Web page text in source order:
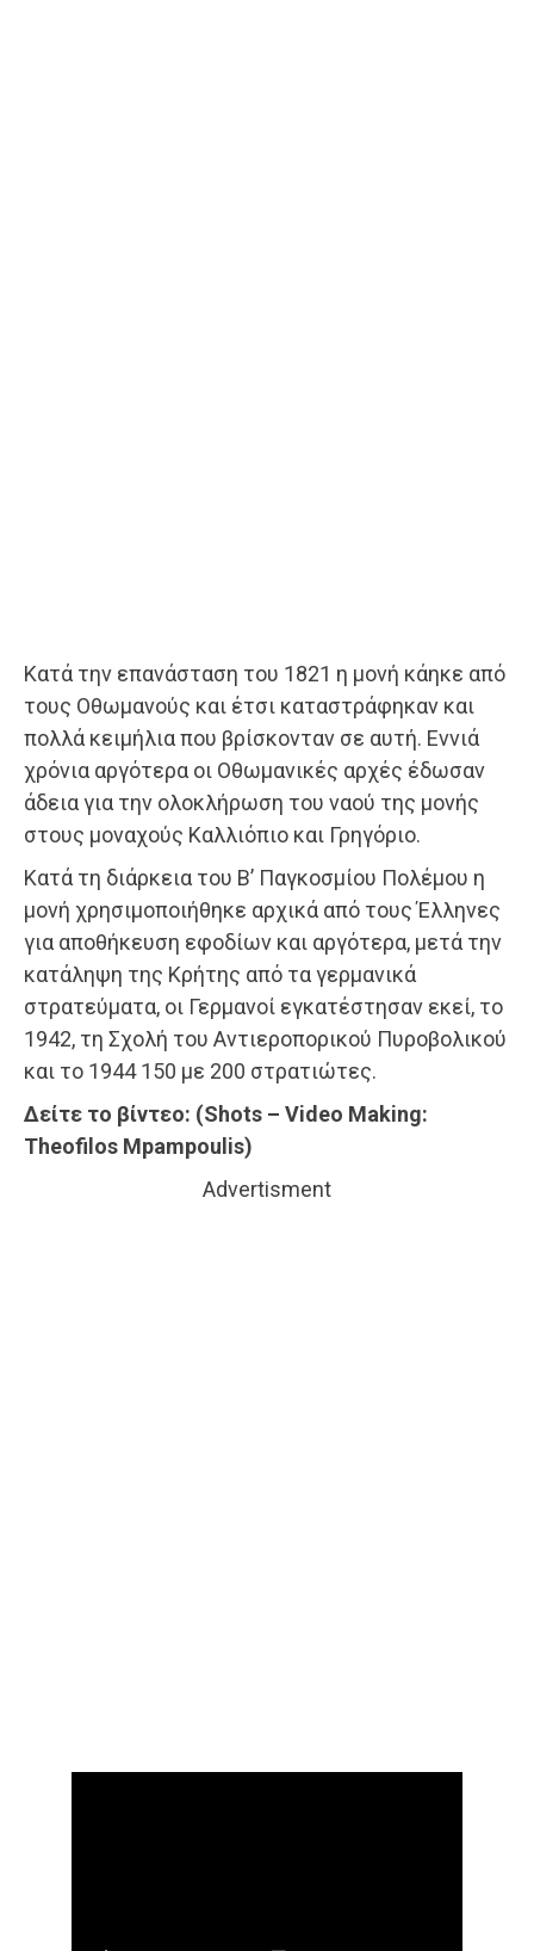
Κατά την επανάσταση του 1821 η μονή κάηκε από
τους Οθωμανούς και έτσι καταστράφηκαν και
πολλά κειμήλια που βρίσκονταν σε αυτή. Εννιά
χρόνια αργότερα οι Οθωμανικές αρχές έδωσαν
άδεια για την ολοκλήρωση του ναού της μονής
στους μοναχούς Καλλιόπιο και Γρηγόριο.
Κατά τη διάρκεια του Β’ Παγκοσμίου Πολέμου η
μονή χρησιμοποιήθηκε αρχικά από τους Έλληνες
για αποθήκευση εφοδίων και αργότερα, μετά την
κατάληψη της Κρήτης από τα γερμανικά
στρατεύματα, οι Γερμανοί εγκατέστησαν εκεί, το
1942, τη Σχολή του Αντιεροπορικού Πυροβολικού
και το 1944 150 με 200 στρατιώτες.
Δείτε το βίντεο: (Shots – Video Making:
Theofilos Mpampoulis)
Advertisment